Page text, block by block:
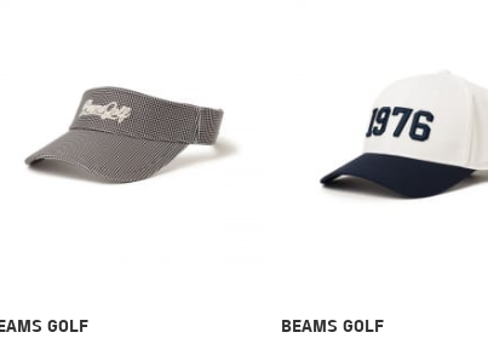
GOLF
BEAMS GOLF